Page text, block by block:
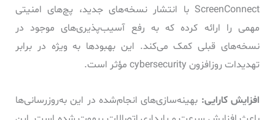
ScreenConnect با انتشار نسخه‌های جدید، پچ‌های امنیتی
مهمی را ارائه کرده که به رفع آسیب‌پذیری‌های موجود در
نسخه‌های قبلی کمک می‌کند. این بهبودها به ویژه در برابر
تهدیدات روزافزون cybersecurity مؤثر است.
افزایش کارایی: بهینه‌سازی‌های انجام‌شده در این به‌روزرسانی‌ها